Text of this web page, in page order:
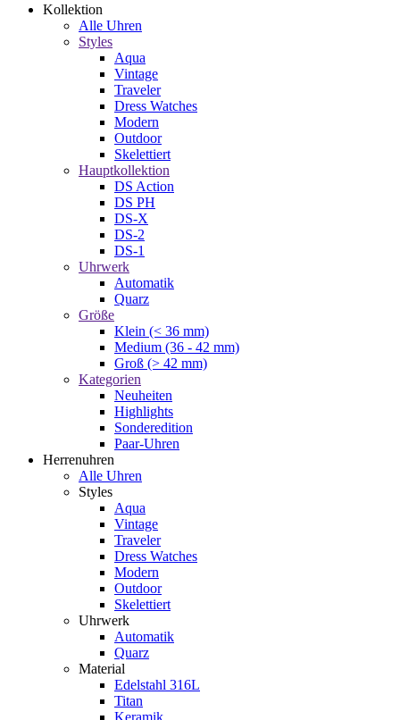
Kollektion
Alle Uhren
Styles
Aqua
Vintage
Traveler
Dress Watches
Modern
Outdoor
Skelettiert
Hauptkollektion
DS Action
DS PH
DS-X
DS-2
DS-1
Uhrwerk
Automatik
Quarz
Größe
Klein (< 36 mm)
Medium (36 - 42 mm)
Groß (> 42 mm)
Kategorien
Neuheiten
Highlights
Sonderedition
Paar-Uhren
Herrenuhren
Alle Uhren
Styles
Aqua
Vintage
Traveler
Dress Watches
Modern
Outdoor
Skelettiert
Uhrwerk
Automatik
Quarz
Material
Edelstahl 316L
Titan
Keramik